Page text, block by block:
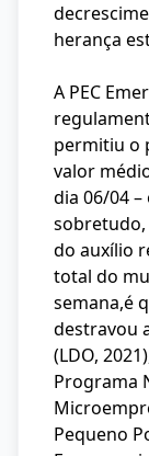
herança
A PEC
permitiu o
valor
dia 06/04
do auxílio
total do
semana,é
destravou
(LDO,
Programa
Pequeno